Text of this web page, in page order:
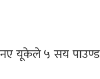
यूकेले ५ सय पाउण्ड